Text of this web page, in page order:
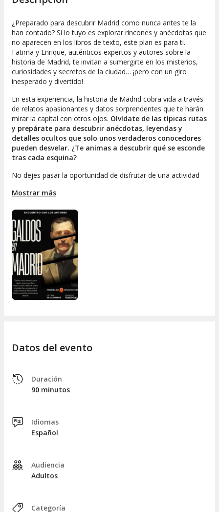
¿Preparado para descubrir Madrid como nunca antes te la
han contado? Si lo tuyo es explorar rincones y anécdotas que
no aparecen en los libros de texto, este plan es para ti.
Fatima y Enrique, auténticos expertos y autores sobre la
historia de Madrid, te invitan a sumergirte en los misterios,
curiosidades y secretos de la ciudad… ¡pero con un giro
inesperado y divertido!
En esta experiencia, la historia de Madrid cobra vida a través
de relatos apasionantes y datos sorprendentes que te harán
mirar la capital con otros ojos. Olvídate de las típicas rutas
y prepárate para descubrir anécdotas, leyendas y
detalles ocultos que solo unos verdaderos conocedores
pueden desvelar. ¿Te animas a descubrir qué se esconde
tras cada esquina?
No dejes pasar la oportunidad de disfrutar de una actividad
mejor la conocen. Reserva tu plaza y vive una experiencia
esperamos con las mejores historias y muchas ganas de
pasarlo bien!
Mostrar más
Datos del evento
Duración
90 minutos
Idiomas
Español
Audiencia
Adultos
Categoría